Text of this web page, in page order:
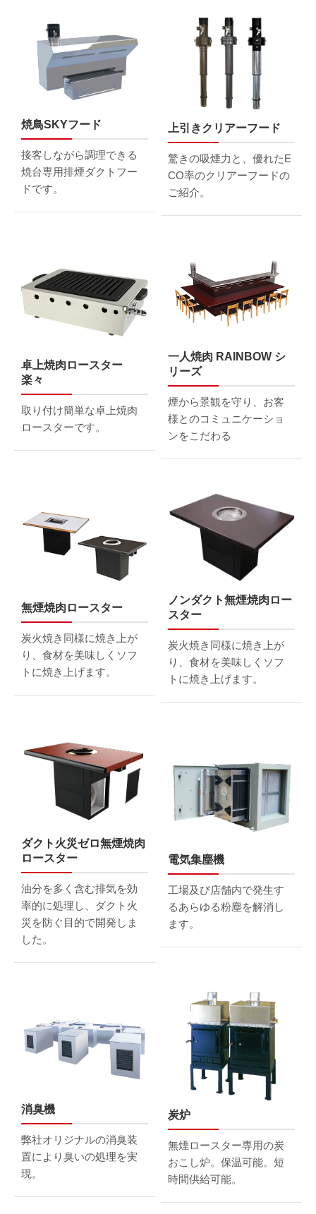
焼鳥SKYフード
接客しながら調理できる
焼台専用排煙ダクトフー
ドです。
上引きクリアーフード
驚きの吸煙力と、優れたE
CO率のクリアーフードの
ご紹介。
卓上焼肉ロースター
楽々
取り付け簡単な卓上焼肉
ロースターです。
一人焼肉 RAINBOW シ
リーズ
煙から景観を守り、お客
様とのコミュニケーショ
ンをこだわる
無煙焼肉ロースター
炭火焼き同様に焼き上が
り、食材を美味しくソフ
トに焼き上げます。
ノンダクト無煙焼肉ロー
スター
炭火焼き同様に焼き上が
り、食材を美味しくソフ
トに焼き上げます。
ダクト火災ゼロ無煙焼肉
ロースター
油分を多く含む排気を効
率的に処理し、ダクト火
災を防ぐ目的で開発しま
した。
電気集塵機
工場及び店舗内で発生す
るあらゆる粉塵を解消し
ます。
消臭機
弊社オリジナルの消臭装
置により臭いの処理を実
現。
炭炉
無煙ロースター専用の炭
おこし炉。保温可能。短
時間供給可能。